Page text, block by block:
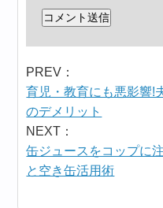
PREV：
育児・教育にも悪影響!
のデメリット
NEXT：
缶ジュースをコップに
と空き缶活用術